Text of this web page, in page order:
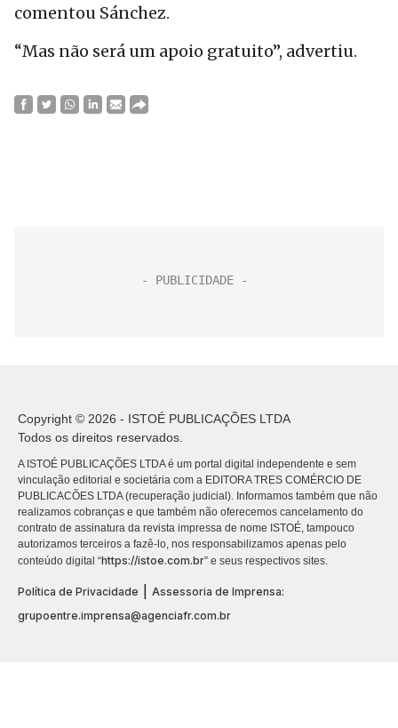
comentou Sánchez.
“Mas não será um apoio gratuito”, advertiu.
Copyright © 2026 - ISTOÉ PUBLICAÇÕES LTDA
Todos os direitos reservados.
A ISTOÉ PUBLICAÇÕES LTDA é um portal digital independente e sem
vinculação editorial e societária com a EDITORA TRES COMÉRCIO DE
PUBLICACÕES LTDA (recuperação judicial). Informamos também que não
realizamos cobranças e que também não oferecemos cancelamento do
contrato de assinatura da revista impressa de nome ISTOÉ, tampouco
autorizamos terceiros a fazê-lo, nos responsabilizamos apenas pelo
conteúdo digital “https://istoe.com.br” e seus respectivos sites.
Política de Privacidade
Assessoria de Imprensa:
grupoentre.imprensa@agenciafr.com.br